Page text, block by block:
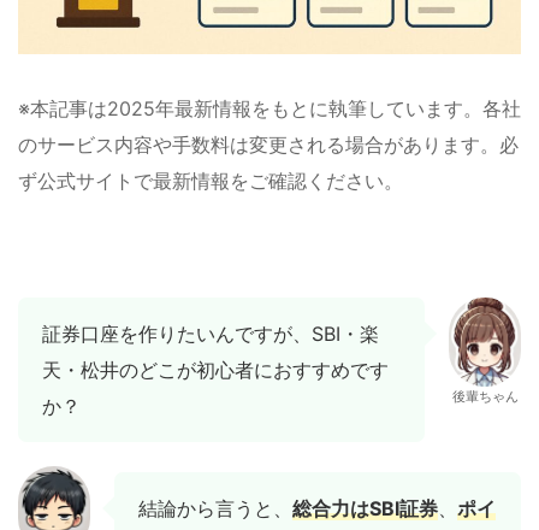
※本記事は2025年最新情報をもとに執筆しています。各社
のサービス内容や手数料は変更される場合があります。必
ず公式サイトで最新情報をご確認ください。
証券口座を作りたいんですが、SBI・楽
天・松井のどこが初心者におすすめです
か？
後輩ちゃん
結論から言うと、 総合力はSBI証券
ポイ